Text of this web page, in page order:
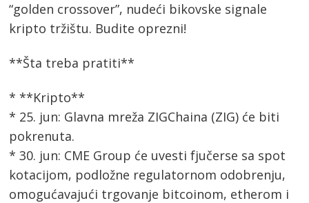
“golden crossover”, nudeći bikovske signale
kripto tržištu. Budite oprezni!
**Šta treba pratiti**
* **Kripto**
* 25. jun: Glavna mreža ZIGChaina (ZIG) će biti
pokrenuta.
* 30. jun: CME Group će uvesti fjučerse sa spot
kotacijom, podložne regulatornom odobrenju,
omogućavajući trgovanje bitcoinom, etherom i